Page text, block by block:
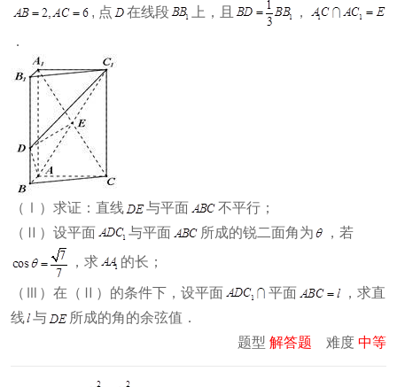
, 点
在线段 上，且
，
．
（Ⅰ）求证：直线 与平面
不平行；
（Ⅱ）设平面
与平面 所成的锐二面角为
，若
，求
的长；
（Ⅲ）在（Ⅱ）的条件下，设平面 平面
，求直
线 与
所成的角的余弦值．
题型 解答题 难度 中等